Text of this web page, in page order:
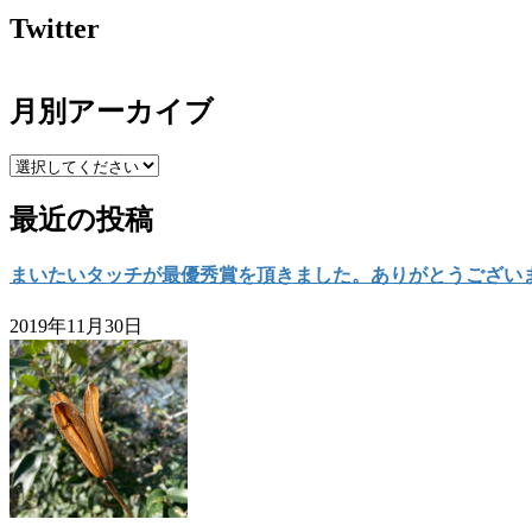
Twitter
月別アーカイブ
最近の投稿
まいたいタッチが最優秀賞を頂きました。ありがとうござい
2019年11月30日